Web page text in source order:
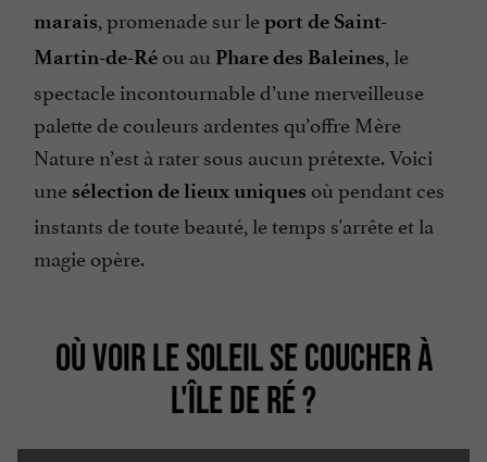
marais, promenade sur leport de Saint-
Martin-de-Ré ou au Phare des Baleines, le
spectacle incontournable d’une merveilleuse
palette de couleurs ardentes qu’offre Mère
Nature n’est à rater sous aucun prétexte. Voici
une sélection de lieux uniques où pendant ces
instants de toute beauté, le temps s'arrête et la
magie opère.
OÙ VOIR LE SOLEIL SE COUCHER À
L'ÎLE DE RÉ ?